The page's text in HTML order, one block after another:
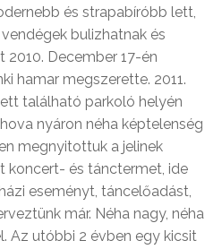
és strapabíróbb lett,
bulizhatnak és
December 17-én
hamar megszerette. 2011.
található parkoló helyén
nyáron néha képtelenség
megnyitottuk a jelinek
koncert- és tánctermet, ide
eseményt, táncelőadást,
már. Néha nagy, néha
Az utóbbi 2 évben egy kicsit